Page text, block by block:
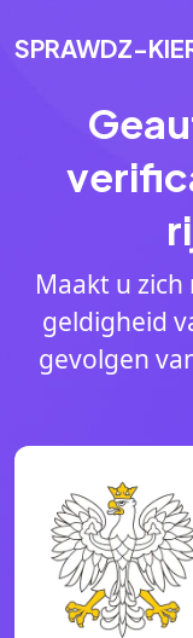
SPRAWDZ-
Maakt u
geldigheid
gevolgen